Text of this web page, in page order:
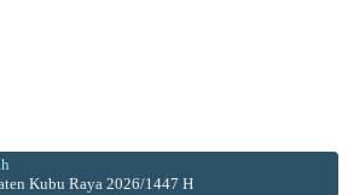
Kubu Raya 2026/1447 H